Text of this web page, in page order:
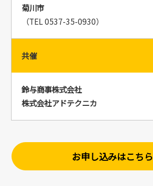
菊川市
（TEL 0537-35-0930）
共催
鈴与商事株式会社
株式会社アドテクニカ
お申し込みはこちら